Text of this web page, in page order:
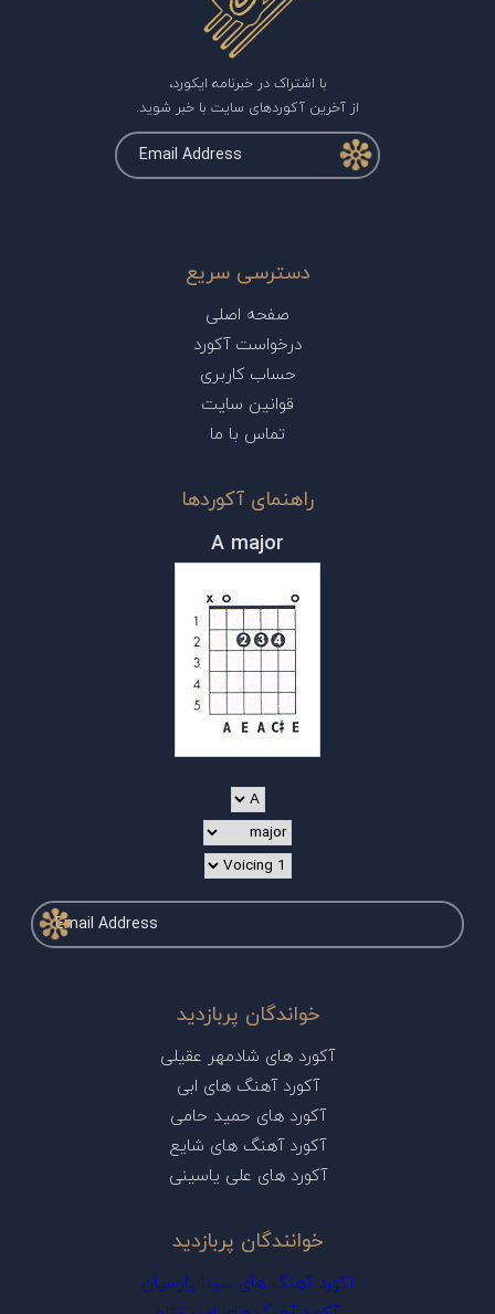
با اشتراک در خبرنامه ایکورد،
از آخرین آکوردهای سایت با خبر شوید.
دسترسی سریع
صفحه اصلی
درخواست آکورد
حساب کاربری
قوانین سایت
تماس با ما
راهنمای آکوردها
A major
خواندگان پربازدید
آکورد های شادمهر عقیلی
آکورد آهنگ های ابی
آکورد های حمید حامی
آکورد آهنگ های شایع
آکورد های علی یاسینی
خوانندگان پربازدید
آکورد آهنگ های سینا پارسیان